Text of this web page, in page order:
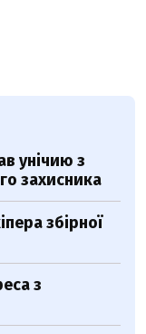
унічию з
захисника
збірної
з